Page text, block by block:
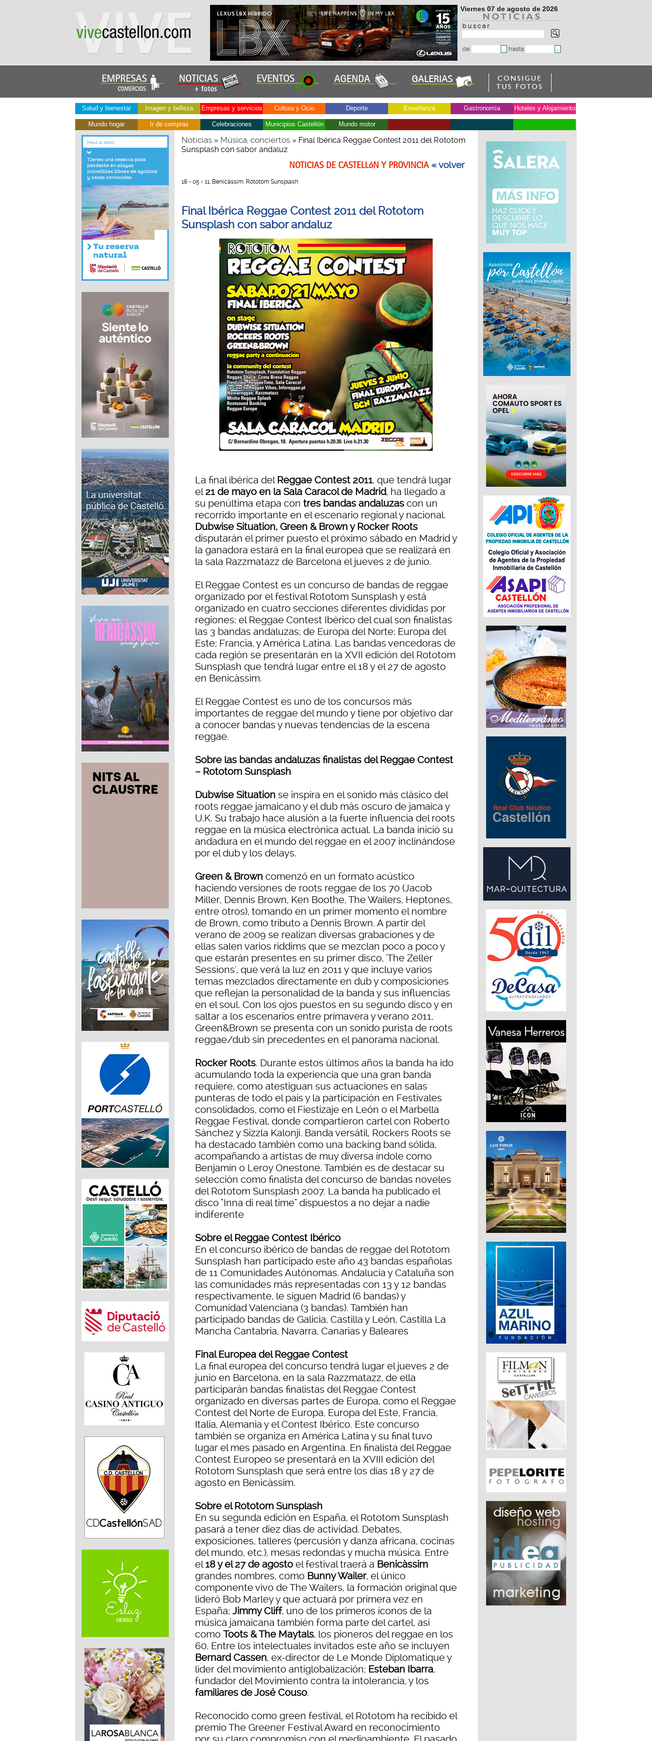
Viernes 07 de agosto de 2026
b u s c a r
de hasta
Salud y bienestar Imagen y belleza Empresas y servicios Cultura y Ocio Deporte Enseñanza Gastronomía Hoteles y Alojamiento
Mundo hogar Ir de compras Celebraciones Municipios Castellón Mundo motor
Noticias» Música, conciertos» Final Ibérica Reggae Contest 2011 del Rototom
Sunsplash con sabor andaluz
NOTICIAS DE CASTELLóN Y PROVINCIA« volver
18 - 05 - 11, Benicàssim. Rototom Sunsplash
Final Ibérica Reggae Contest 2011 del Rototom
Sunsplash con sabor andaluz
La final ibérica delReggae Contest 2011, que tendrá lugar
el21 de mayo en la Sala Caracol de Madrid, ha llegado a
su penúltima etapa con tres bandas andaluzas con un
recorrido importante en el escenario regional y nacional.
Dubwise Situation, Green & Brown y Rocker Roots
disputarán el primer puesto el próximo sábado en Madrid y
la ganadora estará en la final europea que se realizará en
la sala Razzmatazz de Barcelona el jueves 2 de junio.
El Reggae Contest es un concurso de bandas de reggae
organizado por el festival Rototom Sunsplash y está
organizado en cuatro secciones diferentes divididas por
regiones: el Reggae Contest Ibérico del cual son finalistas
las 3 bandas andaluzas; de Europa del Norte; Europa del
Este; Francia, y América Latina. Las bandas vencedoras de
cada región se presentarán en la XVII edición del Rototom
Sunsplash que tendrá lugar entre el 18 y el 27 de agosto
en Benicàssim.
El Reggae Contest es uno de los concursos más
importantes de reggae del mundo y tiene por objetivo dar
a conocer bandas y nuevas tendencias de la escena
reggae.
Sobre las bandas andaluzas finalistas del Reggae Contest
– Rototom Sunsplash
Dubwise Situation se inspira en el sonido más clásico del
roots reggae jamaicano y el dub más oscuro de jamaica y
U.K. Su trabajo hace alusión a la fuerte influencia del roots
reggae en la música electrónica actual. La banda inició su
andadura en el mundo del reggae en el 2007 inclinándose
por el dub y los delays.
Green & Brown comenzó en un formato acústico
haciendo versiones de roots reggae de los 70 (Jacob
Miller, Dennis Brown, Ken Boothe, The Wailers, Heptones,
entre otros), tomando en un primer momento el nombre
de Brown, como tributo a Dennis Brown. A partir del
verano de 2009 se realizan diversas grabaciones y de
ellas salen varios riddims que se mezclan poco a poco y
que estarán presentes en su primer disco, 'The Zeller
Sessions', que verá la luz en 2011 y que incluye varios
temas mezclados directamente en dub y composiciones
que reflejan la personalidad de la banda y sus influencias
en el soul. Con los ojos puestos en su segundo disco y en
saltar a los escenarios entre primavera y verano 2011,
Green&Brown se presenta con un sonido purista de roots
reggae/dub sin precedentes en el panorama nacional.
Rocker Roots. Durante estos últimos años la banda ha ido
acumulando toda la experiencia que una gran banda
requiere, como atestiguan sus actuaciones en salas
punteras de todo el país y la participación en Festivales
consolidados, como el Fiestizaje en León o el Marbella
Reggae Festival, donde compartieron cartel con Roberto
Sánchez y Sizzla Kalonji. Banda versátil, Rockers Roots se
ha destacado también como una backing band sólida,
acompañando a artistas de muy diversa índole como
Benjamín o Leroy Onestone. También es de destacar su
selección como finalista del concurso de bandas noveles
del Rototom Sunsplash 2007. La banda ha publicado el
disco "Inna di real time" dispuestos a no dejar a nadie
indiferente
Sobre el Reggae Contest Ibérico
En el concurso ibérico de bandas de reggae del Rototom
Sunsplash han participado este año 43 bandas españolas
de 11 Comunidades Autónomas. Andalucía y Cataluña son
las comunidades más representadas con 13 y 12 bandas
respectivamente, le siguen Madrid (6 bandas) y
Comunidad Valenciana (3 bandas). También han
participado bandas de Galicia, Castilla y León, Castilla La
Mancha Cantabria, Navarra, Canarias y Baleares
Final Europea del Reggae Contest
La final europea del concurso tendrá lugar el jueves 2 de
junio en Barcelona, en la sala Razzmatazz, de ella
participarán bandas finalistas del Reggae Contest
organizado en diversas partes de Europa, como el Reggae
Contest del Norte de Europa, Europa del Este, Francia,
Italia, Alemania y el Contest Ibérico. Este concurso
también se organiza en América Latina y su final tuvo
lugar el mes pasado en Argentina. En finalista del Reggae
Contest Europeo se presentará en la XVIII edición del
Rototom Sunsplash que será entre los días 18 y 27 de
agosto en Benicàssim.
Sobre el Rototom Sunsplash
En su segunda edición en España, el Rototom Sunsplash
pasará a tener diez días de actividad. Debates,
exposiciones, talleres (percusión y danza africana, cocinas
del mundo, etc.), mesas redondas y mucha música. Entre
el18 y el 27 de agosto el festival traerá a Benicàssim
grandes nombres, como Bunny Wailer, el único
componente vivo de The Wailers, la formación original que
lideró Bob Marley y que actuará por primera vez en
España; Jimmy Cliff, uno de los primeros íconos de la
música jamaicana también forma parte del cartel, así
como Toots & The Maytals, los pioneros del reggae en los
60. Entre los intelectuales invitados este año se incluyen
Bernard Cassen, ex-director de Le Monde Diplomatique y
líder del movimiento antiglobalización; Esteban Ibarra,
fundador del Movimiento contra la intolerancia, y los
familiares de José Couso.
Reconocido como green festival, el Rototom ha recibido el
premio The Greener Festival Award en reconocimiento